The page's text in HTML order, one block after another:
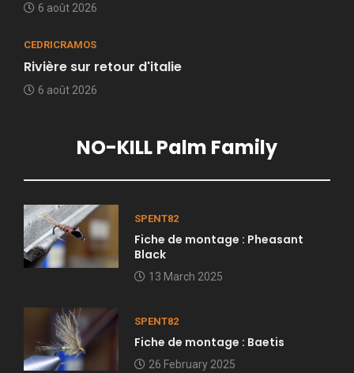
6 août 2026
CEDRICRAMOS
Rivière sur retour d'italie
6 août 2026
NO-KILL Palm Family
SPENT82
Fiche de montage : Pheasant
Black
13 March 2025
SPENT82
Fiche de montage : Baetis
26 February 2025